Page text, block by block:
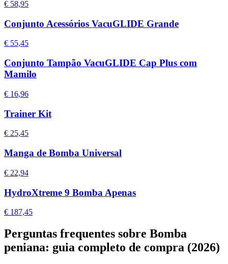
€ 58,95
Conjunto Acessórios VacuGLIDE Grande
€ 55,45
Conjunto Tampão VacuGLIDE Cap Plus com
Mamilo
€ 16,96
Trainer Kit
€ 25,45
Manga de Bomba Universal
€ 22,94
HydroXtreme 9 Bomba Apenas
€ 187,45
Perguntas frequentes sobre Bomba
peniana: guia completo de compra (2026)